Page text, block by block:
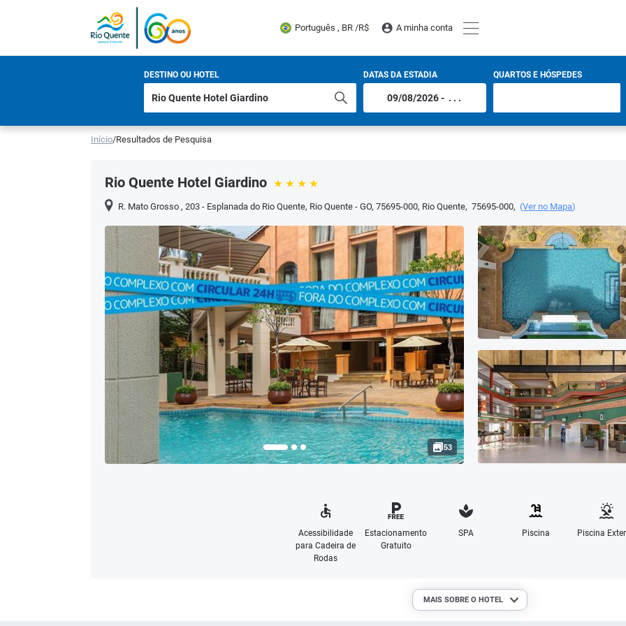
Português , BR /R$ A minha conta
DESTINO OU HOTEL DATAS DA ESTADIA QUARTOS E HÓSPEDES
Início/Resultados de Pesquisa
Rio Quente Hotel Giardino
R. Mato Grosso , 203 - Esplanada do Rio Quente, Rio Quente - GO, 75695-000, Rio Quente, 75695-000, (Ver no Mapa)
53
Acessibilidade
para Cadeira de
Rodas
Estacionamento
Gratuito
SPA Piscina Piscina
MAIS SOBRE O HOTEL